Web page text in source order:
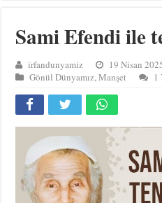
Sami Efendi ile
irfandunyamiz
19 Nisan
Gönül Dünyamız,Manşet 1